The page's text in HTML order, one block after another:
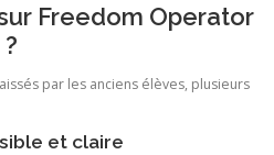
Freedom Operator
par les anciens élèves, plusieurs
et claire